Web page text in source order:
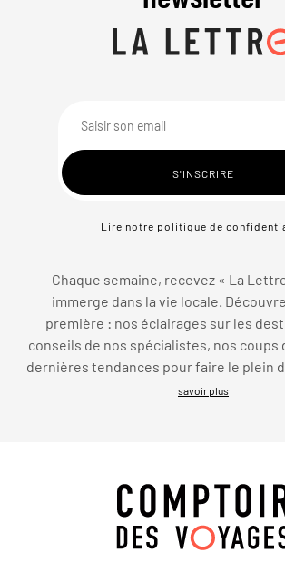
Lire notre politique de
Chaque semaine, recevez « La
immerge dans la vie locale.
première : nos éclairages sur les
conseils de nos spécialistes, nos coups
dernières tendances pour faire le plein
savoir plus